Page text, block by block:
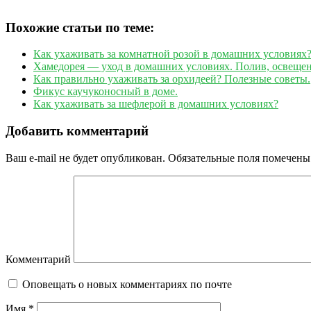
Похожие статьи по теме:
Как ухаживать за комнатной розой в домашних условиях?
Хамедорея — уход в домашних условиях. Полив,
Как правильно ухаживать за орхидеей? Полезные советы.
Фикус каучуконосный в доме.
Как ухаживать за шефлерой в домашних условиях?
Добавить комментарий
Ваш e-mail не будет опубликован. Обязательные поля помечены
Комментарий
Оповещать о новых комментариях по почте
Имя *